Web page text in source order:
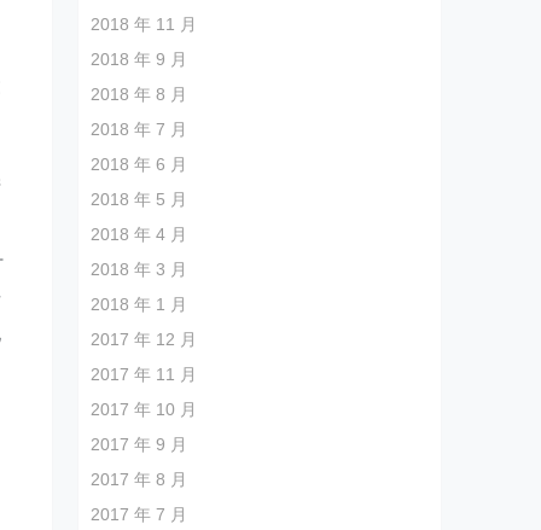
2018 年 11 月
2018 年 9 月
2018 年 8 月
2018 年 7 月
2018 年 6 月
2018 年 5 月
2018 年 4 月
2018 年 3 月
2018 年 1 月
2017 年 12 月
2017 年 11 月
2017 年 10 月
2017 年 9 月
2017 年 8 月
2017 年 7 月